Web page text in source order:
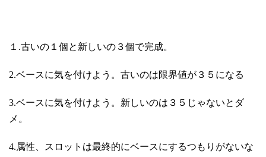
１.古いの１個と新しいの３個で完成。
2.ベースに気を付けよう。古いのは限界値が３５になる
3.ベースに気を付けよう。新しいのは３５じゃないとダ
メ。
4.属性、スロットは最終的にベースにするつもりがないな